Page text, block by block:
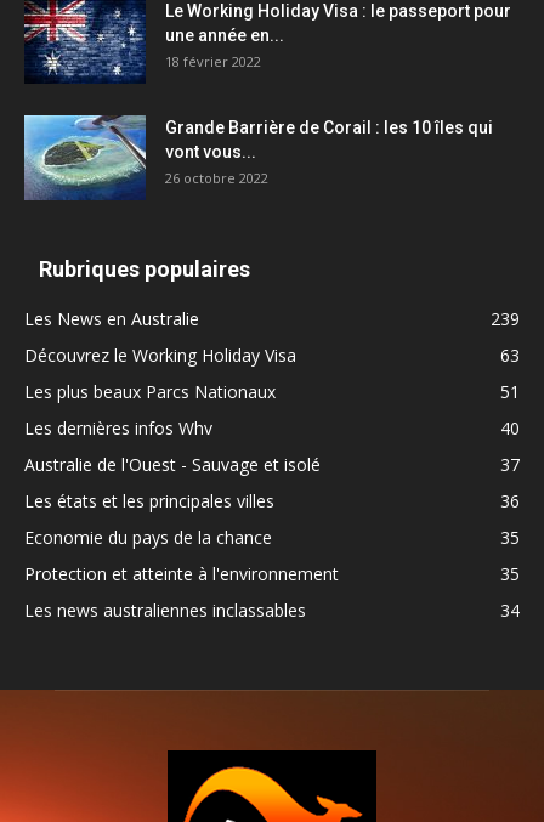
Le Working Holiday Visa : le passeport pour
une année en...
18 février 2022
Grande Barrière de Corail : les 10 îles qui
vont vous...
26 octobre 2022
Rubriques populaires
Les News en Australie
239
Découvrez le Working Holiday Visa
63
Les plus beaux Parcs Nationaux
51
Les dernières infos Whv
40
Australie de l'Ouest - Sauvage et isolé
37
Les états et les principales villes
36
Economie du pays de la chance
35
Protection et atteinte à l'environnement
35
Les news australiennes inclassables
34